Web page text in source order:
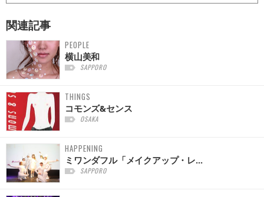
関連記事
PEOPLE
横山美和
SAPPORO
THINGS
コモンズ&センス
OSAKA
HAPPENING
ミワンダフル「メイクアップ・レ...
SAPPORO